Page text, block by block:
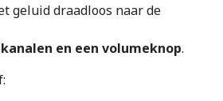
geluid draadloos naar de
en een volumeknop.